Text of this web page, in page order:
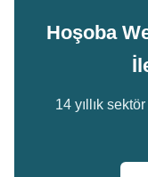
Hoşoba
14 yıllık